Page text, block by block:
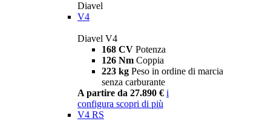
Diavel
V4
Diavel V4
168 CV Potenza
126 Nm Coppia
223 kg Peso in ordine di marcia
senza carburante
A partire da 27.890 € i
configura scopri di più
V4 RS